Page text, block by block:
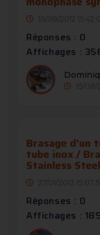
15/08/2012
Réponses : 0
Affichages :
15/08/
Brasage d'un
tube inox /
Stainless Steel
27/01/2013
Réponses : 0
Affichages :